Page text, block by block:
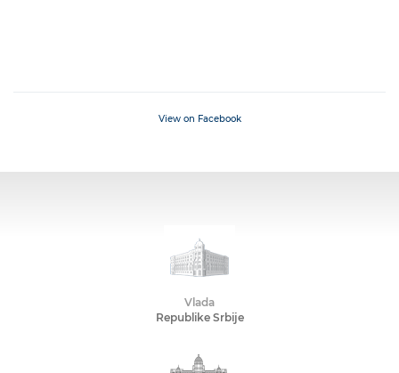
View on Facebook
Vlada
Republike Srbije